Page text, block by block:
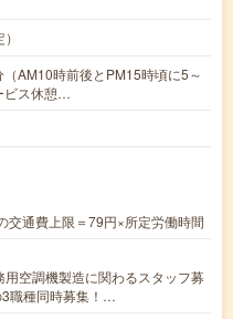
（AM10時前後とPM15時頃に5～
ビス休憩…
通費上限＝79円×所定労働時間
用空調機製造に関わるスタッフ募
職種同時募集！…